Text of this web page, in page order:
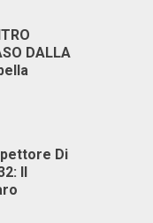
DALLA
Di
Il